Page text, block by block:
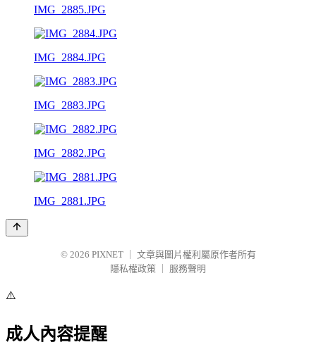
IMG_2885.JPG
IMG_2884.JPG
IMG_2883.JPG
IMG_2882.JPG
IMG_2881.JPG
© 2026 PIXNET
文章與圖片權利屬原作者所有
隱私權政策
服務聲明
⚠️
成人內容提醒